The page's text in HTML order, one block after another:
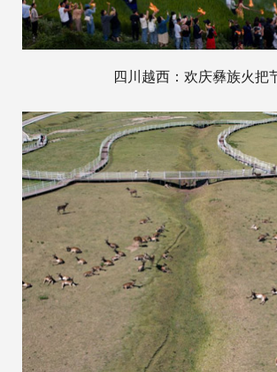
四川越西：欢庆彝族火把